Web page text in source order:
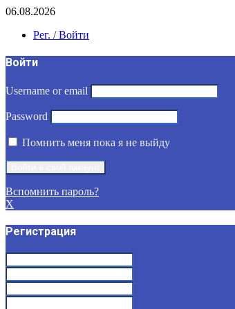
06.08.2026
Рег. / Войти
Войти
Username or email
Password
Помнить меня пока я не выйду
Вспомнить пароль?
X
Регистрация